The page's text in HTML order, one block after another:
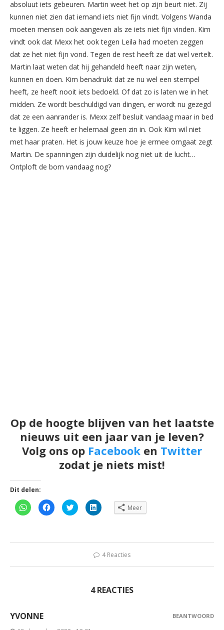
absoluut iets gebeuren. Martin weet het op zijn beurt niet. Zij
kunnen niet zien dat iemand iets niet fijn vindt. Volgens Wanda
moeten mensen ook aangeven als ze iets niet fijn vinden. Kim
vindt ook dat Mexx het ook tegen Leila had moeten zeggen
dat ze het niet fijn vond. Tegen de rest heeft ze dat wel vertelt.
Martin laat weten dat hij gehandeld heeft naar zijn weten,
kunnen en doen. Kim benadrukt dat ze nu wel een stempel
heeft, ze heeft nooit iets bedoeld. Of dat zo is laten we in het
midden. Ze wordt beschuldigd van dingen, er wordt nu gezegd
dat ze een aanrander is. Mexx zelf besluit vandaag maar in bed
te liggen. Ze heeft er helemaal geen zin in. Ook Kim wil niet
met haar praten. Het is jouw keuze hoe je ermee omgaat zegt
Martin. De spanningen zijn duidelijk nog niet uit de lucht…
Ontploft de bom vandaag nog?
Op de hoogte blijven van het laatste
nieuws uit een jaar van je leven?
Volg ons op Facebook en Twitter
zodat je niets mist!
Dit delen:
Klik
om
(Wordt
venster
Klik
om
(Wordt
venster
Klik
om
(Wordt
venster
Klik
om
(Wordt
een
nieuw
venster
Meer
4 Reacties
4 REACTIES
YVONNE BEANTWOORD